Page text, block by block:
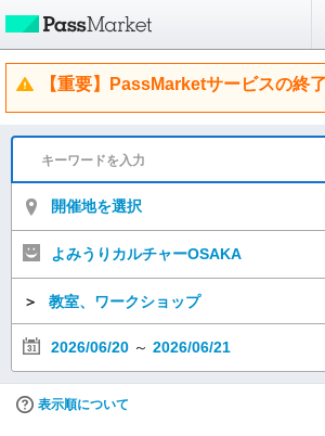
【重要】PassMarketサービスの終
開催地を選択
よみうりカルチャーOSAKA
＞ 教室、ワークショップ
2026/06/20 ～ 2026/06/21
表示順について